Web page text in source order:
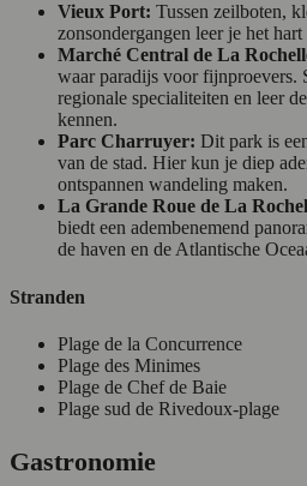
Vieux Port: Tussen zeilboten,
zonsondergangen leer je het
Marché Central de La
waar paradijs voor fijnproevers.
regionale specialiteiten en leer
kennen.
Parc Charruyer: Dit park is
van de stad. Hier kun je diep
ontspannen wandeling maken.
La Grande Roue de La
biedt een adembenemend
de haven en de Atlantische
Stranden
Plage de la Concurrence
Plage des Minimes
Plage de Chef de Baie
Plage sud de Rivedoux-plage
Gastronomie